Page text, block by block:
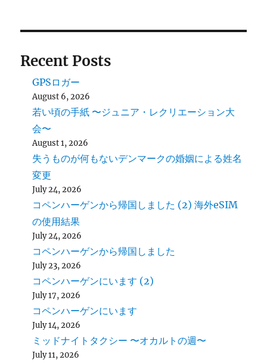
Recent Posts
GPSロガー
August 6, 2026
若い頃の手紙 〜ジュニア・レクリエーション大
会〜
August 1, 2026
失うものが何もないデンマークの婚姻による姓名
変更
July 24, 2026
コペンハーゲンから帰国しました (2) 海外eSIM
の使用結果
July 24, 2026
コペンハーゲンから帰国しました
July 23, 2026
コペンハーゲンにいます (2)
July 17, 2026
コペンハーゲンにいます
July 14, 2026
ミッドナイトタクシー 〜オカルトの週〜
July 11, 2026